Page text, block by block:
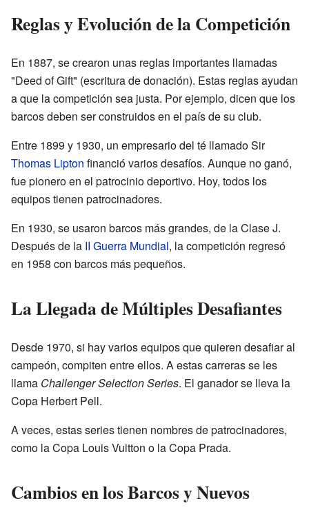
Reglas y Evolución de la Competición
En 1887, se crearon unas reglas importantes llamadas
"Deed of Gift" (escritura de donación). Estas reglas ayudan
a que la competición sea justa. Por ejemplo, dicen que los
barcos deben ser construidos en el país de su club.
Entre 1899 y 1930, un empresario del té llamado Sir
Thomas Lipton financió varios desafíos. Aunque no ganó,
fue pionero en el patrocinio deportivo. Hoy, todos los
equipos tienen patrocinadores.
En 1930, se usaron barcos más grandes, de la Clase J.
Después de la II Guerra Mundial, la competición regresó
en 1958 con barcos más pequeños.
La Llegada de Múltiples Desafiantes
Desde 1970, si hay varios equipos que quieren desafiar al
campeón, compiten entre ellos. A estas carreras se les
llama Challenger Selection Series. El ganador se lleva la
Copa Herbert Pell.
A veces, estas series tienen nombres de patrocinadores,
como la Copa Louis Vuitton o la Copa Prada.
Cambios en los Barcos y Nuevos